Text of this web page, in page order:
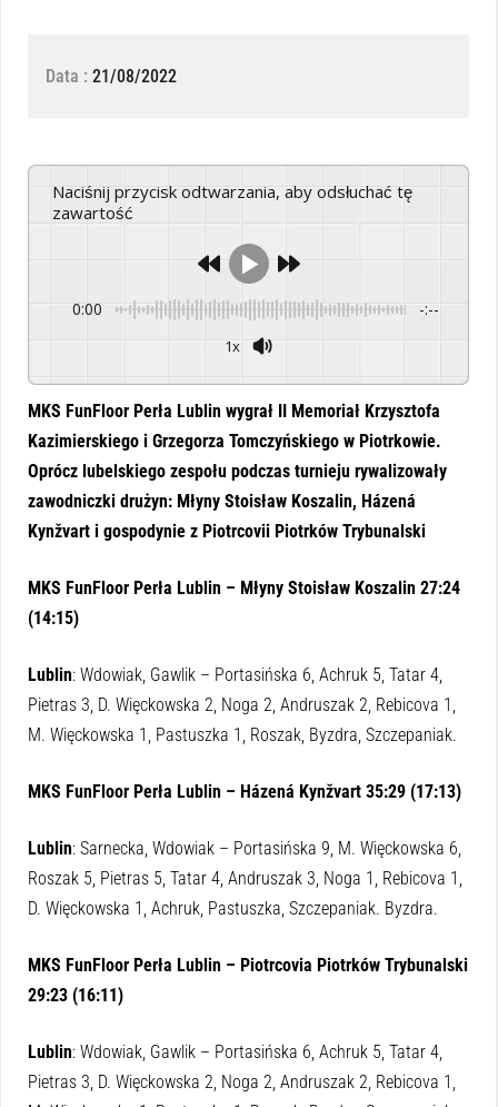
Data : 21/08/2022
Naciśnij przycisk odtwarzania, aby odsłuchać tę
zawartość
0:00 -:--
1x
MKS FunFloor Perła Lublin wygrał II Memoriał Krzysztofa
Kazimierskiego i Grzegorza Tomczyńskiego w Piotrkowie.
Oprócz lubelskiego zespołu podczas turnieju rywalizowały
zawodniczki drużyn: Młyny Stoisław Koszalin, Házená
Kynžvart i gospodynie z Piotrcovii Piotrków Trybunalski
MKS FunFloor Perła Lublin – Młyny Stoisław Koszalin 27:24
(14:15)
Lublin: Wdowiak, Gawlik – Portasińska 6, Achruk 5, Tatar 4,
Pietras 3, D. Więckowska 2, Noga 2, Andruszak 2, Rebicova 1,
M. Więckowska 1, Pastuszka 1, Roszak, Byzdra, Szczepaniak.
MKS FunFloor Perła Lublin – Házená Kynžvart 35:29 (17:13)
Lublin: Sarnecka, Wdowiak – Portasińska 9, M. Więckowska 6,
Roszak 5, Pietras 5, Tatar 4, Andruszak 3, Noga 1, Rebicova 1,
D. Więckowska 1, Achruk, Pastuszka, Szczepaniak. Byzdra.
MKS FunFloor Perła Lublin – Piotrcovia Piotrków Trybunalski
29:23 (16:11)
Lublin: Wdowiak, Gawlik – Portasińska 6, Achruk 5, Tatar 4,
Pietras 3, D. Więckowska 2, Noga 2, Andruszak 2, Rebicova 1,